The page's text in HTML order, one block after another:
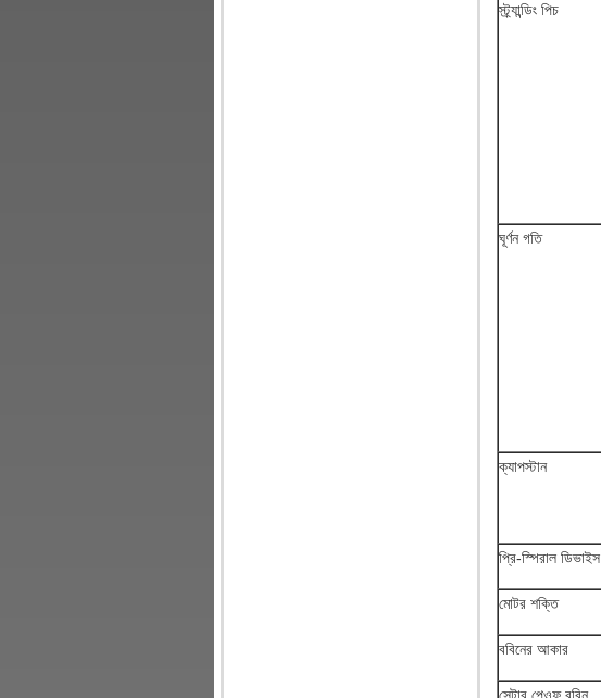
স্ট্র্যান্ডিং পিচ
ঘূর্ণন গতি
ক্যাপস্টান
প্রি-স্পিরাল ডিভাইস
মোটর শক্তি
ববিনের আকার